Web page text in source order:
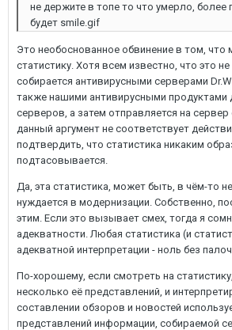
не держите в топе то что умерло, более
будет smile.gif
Это необоснованное обвинение в том,
статистику. Хотя всем известно, что это не
собирается антивирусными серверами
также нашими антивирусными продуктами
серверов, а затем отправляется на сервер
данный аргумент не соответствует
подтвердить, что статистика никаким
подтасовывается.
Да, эта статистика, может быть, в чём-то
нуждается в модернизации. Собственно,
этим. Если это вызывает смех, тогда я
адекватности. Любая статистика (и
адекватной интерпретации - ноль без
По-хорошему, если смотреть на
несколько её представлений, и
составлении обзоров и новостей
представлений информации, собираемой